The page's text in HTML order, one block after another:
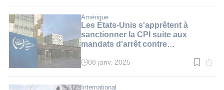
:
2
min.
Amérique
Les États-Unis s'apprêtent à
sanctionner la CPI suite aux
mandats d'arrêt contre
Temps
:
08 janv. 2025
International